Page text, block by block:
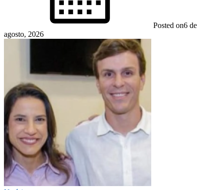
Posted on6 de
agosto, 2026